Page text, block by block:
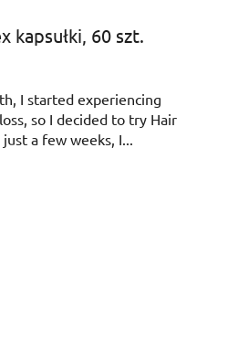
kapsułki, 60 szt.
to 5 na 5 gwiazdek.
I started experiencing
so I decided to try Hair
a few weeks, I...